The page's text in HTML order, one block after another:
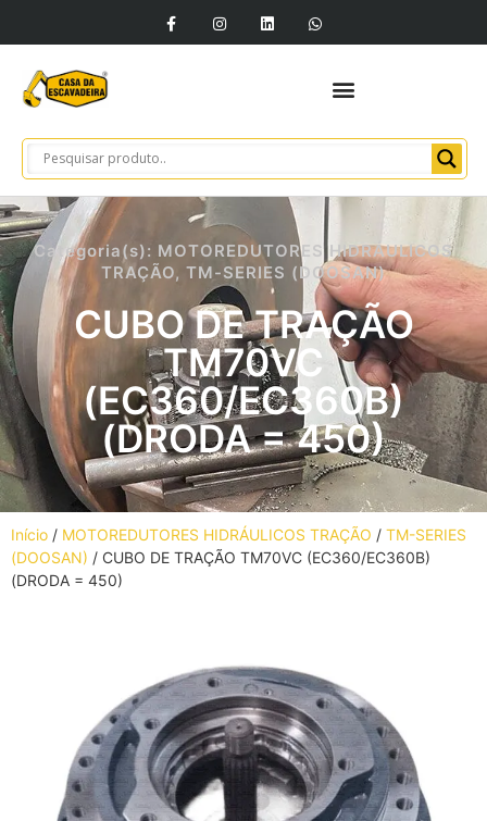
Categoria(s): MOTOREDUTORES HIDRÁULICOS
TRAÇÃO, TM-SERIES (DOOSAN)
CUBO DE TRAÇÃO
TM70VC
(EC360/EC360B)
(DRODA = 450)
Início / MOTOREDUTORES HIDRÁULICOS TRAÇÃO / TM-SERIES
(DOOSAN) / CUBO DE TRAÇÃO TM70VC (EC360/EC360B)
(DRODA = 450)